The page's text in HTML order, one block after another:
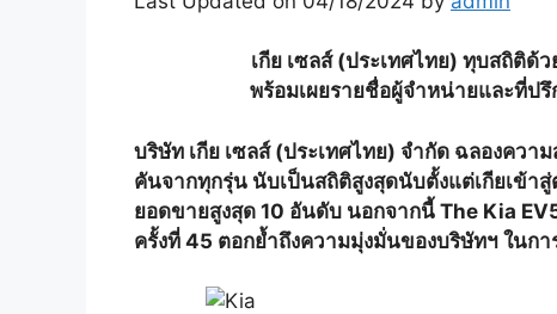
เกีย เซลส์ (ประเทศไทย) ทุบสถิติด้
พร้อมเผยรายชื่อผู้จำหน่ายและที่ป
บริษัท เกีย เซลส์ (ประเทศไทย) จำกัด ฉลองควา
คันจากทุกรุ่น นับเป็นสถิติสูงสุดนับตั้งแต่เกียเข้า
ยอดขายสูงสุด 10 อันดับ นอกจากนี้ The Kia
ครั้งที่ 45 ตอกย้ำถึงความมุ่งมั่นของบริษัทฯ ในก